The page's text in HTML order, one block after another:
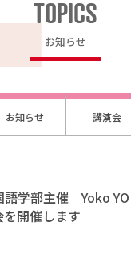
TOPICS
お知らせ
お知らせ 講演会
語学部主催 Yoko
開催します